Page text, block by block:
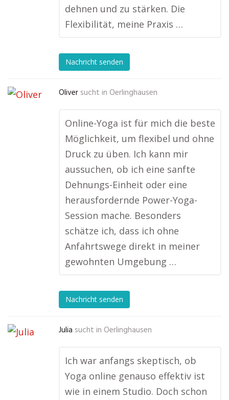
dehnen und zu stärken. Die
Flexibilität, meine Praxis …
Nachricht senden
Oliver sucht in Oerlinghausen
Online-Yoga ist für mich die beste
Möglichkeit, um flexibel und ohne
Druck zu üben. Ich kann mir
aussuchen, ob ich eine sanfte
Dehnungs-Einheit oder eine
herausfordernde Power-Yoga-
Session mache. Besonders
schätze ich, dass ich ohne
Anfahrtswege direkt in meiner
gewohnten Umgebung …
Nachricht senden
Julia sucht in Oerlinghausen
Ich war anfangs skeptisch, ob
Yoga online genauso effektiv ist
wie in einem Studio. Doch schon